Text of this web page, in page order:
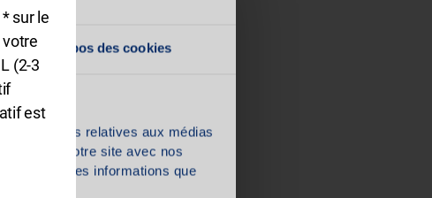
À propos des cookies
relatives aux médias
de notre site avec nos
d'autres informations que
avec
n’hésitez pas à
ou
sur le
(2-3
est